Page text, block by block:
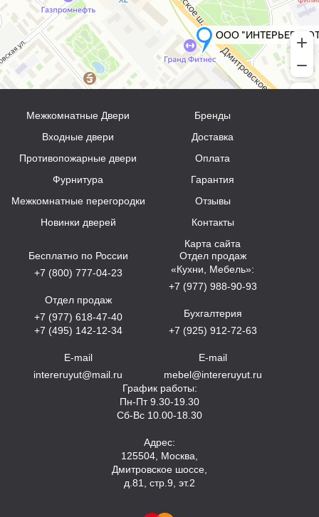
Межкомнатные Двери
Входные двери
Противопожарные двери
Фурнитура
Межкомнатные перегородки
Новинки дверей
Бренды
Доставка
Оплата
Гарантия
Отзывы
Контакты
Карта сайта
Бесплатно по России
+7 (800) 777-04-23
Отдел продаж
+7 (977) 618-47-40
+7 (495) 142-12-34
E-mail
intereruyut@mail.ru
Отдел продаж
«Кухни, Мебель»:
+7 (977) 988-90-93
Бухгалтерия
+7 (925) 912-72-63
E-mail
mebel@intereruyut.ru
График работы:
Пн-Пт 9.30-19.30
Сб-Вс 10.00-18.30
Адрес:
125504, Москва,
Дмитровское шоссе,
д.81, стр.9, эт.2